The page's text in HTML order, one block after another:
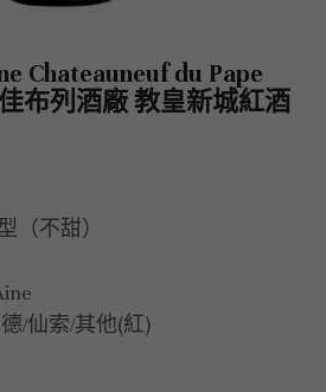
wine
選酒
wine
級珍藏
選酒
紅酒
白酒
藏級珍藏
藏級珍藏
階選酒
級珍藏
選酒
選酒
選酒
級珍藏
藏級珍藏
藏級珍藏
Chateauneuf du Pape
布列酒廠 教皇新城紅酒
（不甜）
/仙索/其他(紅)
藏
藏